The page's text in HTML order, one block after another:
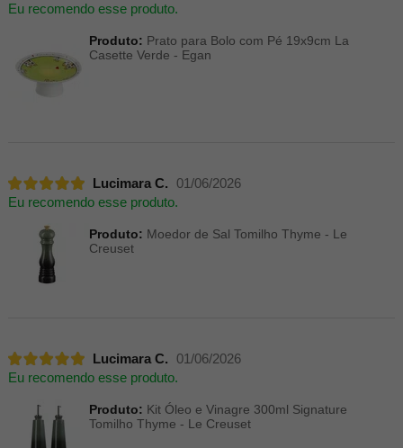
Eu recomendo esse produto.
Produto: Prato para Bolo com Pé 19x9cm La
Casette Verde - Egan
Lucimara C.
01/06/2026
Eu recomendo esse produto.
Produto: Moedor de Sal Tomilho Thyme - Le
Creuset
Lucimara C.
01/06/2026
Eu recomendo esse produto.
Produto: Kit Óleo e Vinagre 300ml Signature
Tomilho Thyme - Le Creuset